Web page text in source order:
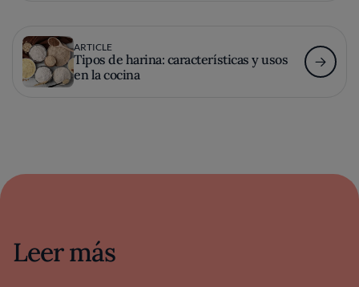
ARTICLE
Tipos de harina: características y usos
en la cocina
Leer más